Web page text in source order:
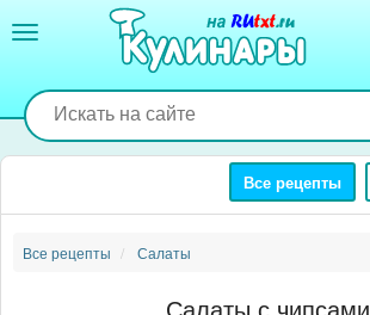
содержанию
Все рецепты
Все рецепты Салаты